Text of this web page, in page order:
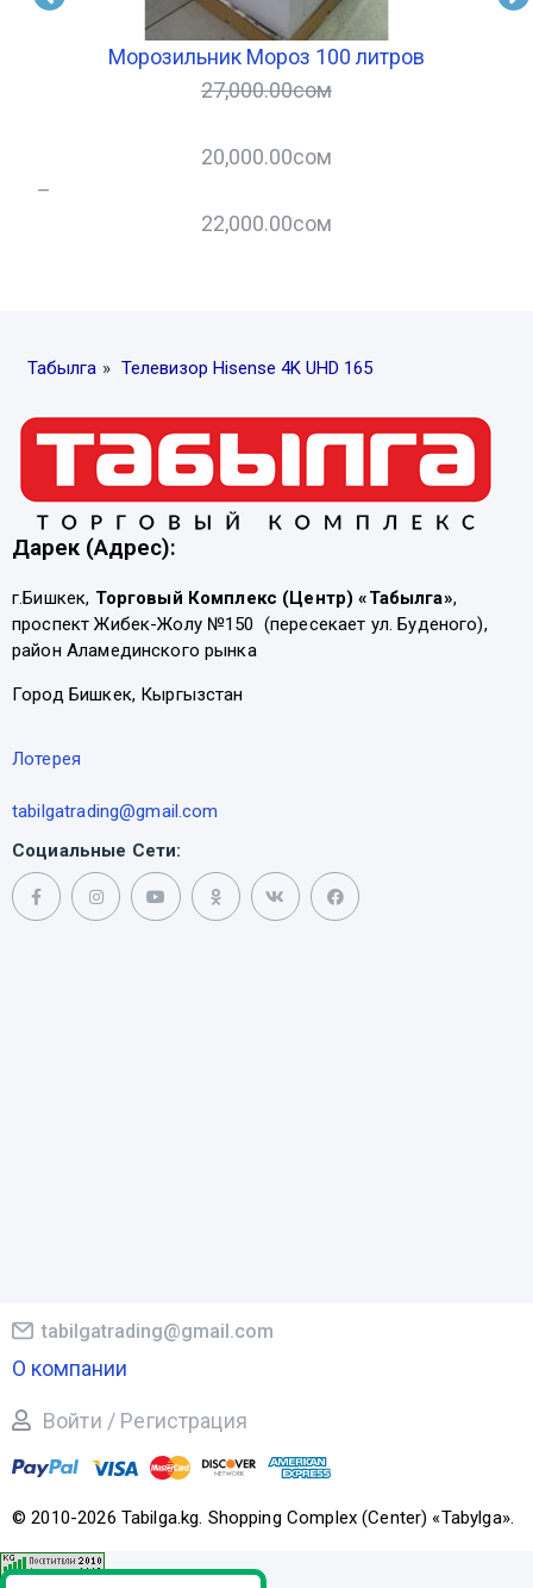
Морозильник Мороз 100 литров
27,000.00сом
20,000.00сом
–
22,000.00сом
Табылга » Телевизор Hisense 4K UHD 165
Дарек (Адрес):
г.Бишкек, Торговый Комплекс (Центр) «Табылга»,
проспект Жибек-Жолу №150 (пересекает ул. Буденого),
район Аламединского рынка
Город Бишкек, Кыргызстан
Лотерея
tabilgatrading@gmail.com
Социальные Сети:
© 2010-2026 Tabilga.kg. Shopping Complex (Center) «Tabylga».
tabilgatrading@gmail.com
О компании
Войти / Регистрация